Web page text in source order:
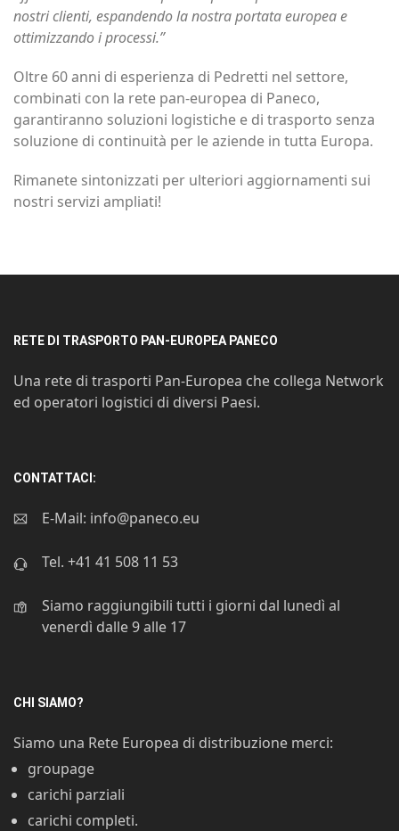
nostri clienti, espandendo la nostra portata europea e
ottimizzando i processi.”
Oltre 60 anni di esperienza di Pedretti nel settore,
combinati con la rete pan-europea di Paneco,
garantiranno soluzioni logistiche e di trasporto senza
soluzione di continuità per le aziende in tutta Europa.
Rimanete sintonizzati per ulteriori aggiornamenti sui
nostri servizi ampliati!
RETE DI TRASPORTO PAN-EUROPEA PANECO
Una rete di trasporti Pan-Europea che collega Network
ed operatori logistici di diversi Paesi.
CONTATTACI:
E-Mail: info@paneco.eu
Tel. +41 41 508 11 53
Siamo raggiungibili tutti i giorni dal lunedì al
venerdì dalle 9 alle 17
CHI SIAMO?
Siamo una Rete Europea di distribuzione merci:
groupage
carichi parziali
carichi completi.